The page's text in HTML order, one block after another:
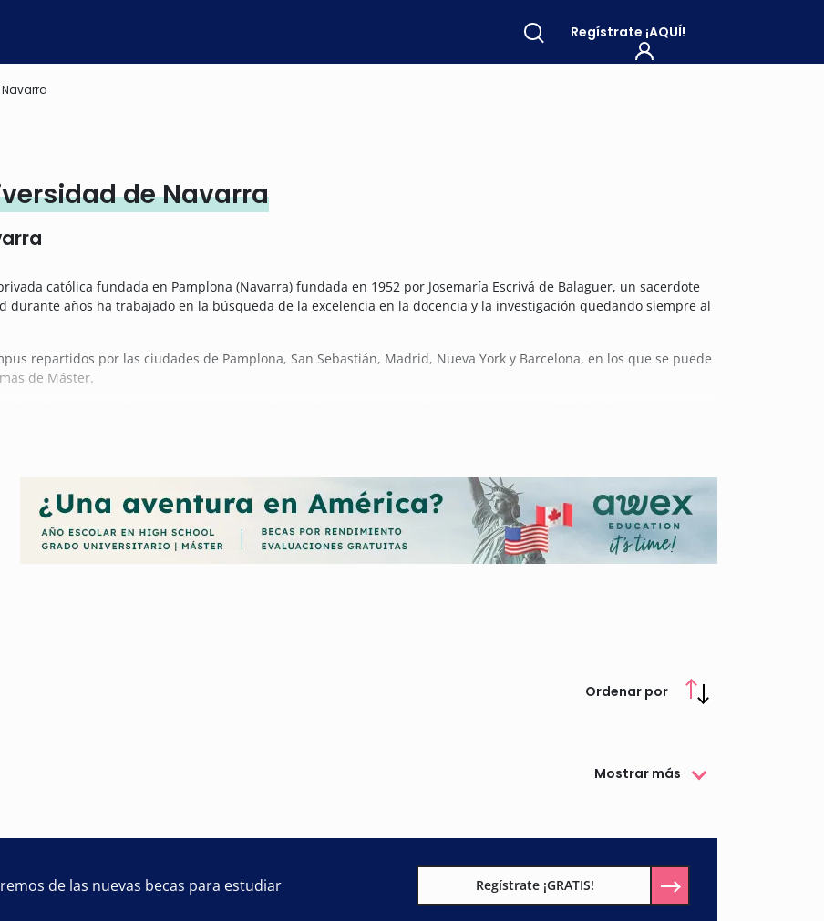
Regístrate ¡AQUÍ!
de Navarra
católica fundada en Pamplona (Navarra) fundada en 1952 por Josemaría Escrivá de Balaguer, un sacerdote
durante años ha trabajado en la búsqueda de la excelencia en la docencia y la investigación quedando siempre al
repartidos por las ciudades de Pamplona, San Sebastián, Madrid, Nueva York y Barcelona, en los que se puede
de Máster.
Para ello la universidad cuenta con un programa de becas y ayudas propias y en colaboración con otros
por la Universidad de Navarra, aquí le ofrecemos una información completa y actualizada.
Ordenar por
Mostrar más
de las nuevas becas para estudiar Regístrate ¡GRATIS!